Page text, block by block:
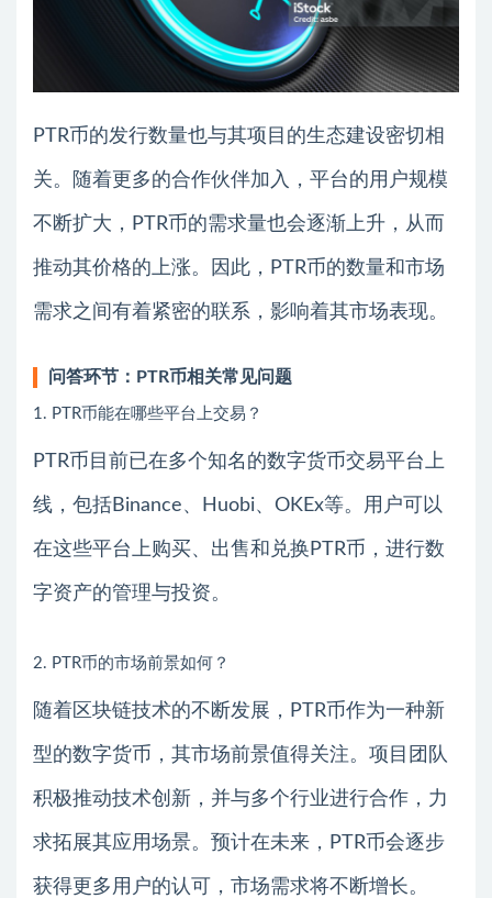
PTR币的发行数量也与其项目的生态建设密切相
关。随着更多的合作伙伴加入，平台的用户规模
不断扩大，PTR币的需求量也会逐渐上升，从而
推动其价格的上涨。因此，PTR币的数量和市场
需求之间有着紧密的联系，影响着其市场表现。
问答环节：PTR币相关常见问题
1. PTR币能在哪些平台上交易？
PTR币目前已在多个知名的数字货币交易平台上
线，包括Binance、Huobi、OKEx等。用户可以
在这些平台上购买、出售和兑换PTR币，进行数
字资产的管理与投资。
2. PTR币的市场前景如何？
随着区块链技术的不断发展，PTR币作为一种新
型的数字货币，其市场前景值得关注。项目团队
积极推动技术创新，并与多个行业进行合作，力
求拓展其应用场景。预计在未来，PTR币会逐步
获得更多用户的认可，市场需求将不断增长。